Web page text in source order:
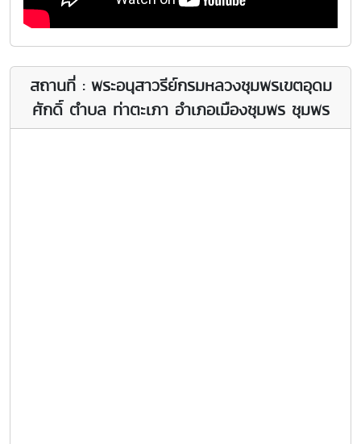
สถานที่ : พระอนุสาวรีย์กรมหลวงชุมพรเขตอุดม
ศักดิ์ ตำบล ท่าตะเภา อำเภอเมืองชุมพร ชุมพร